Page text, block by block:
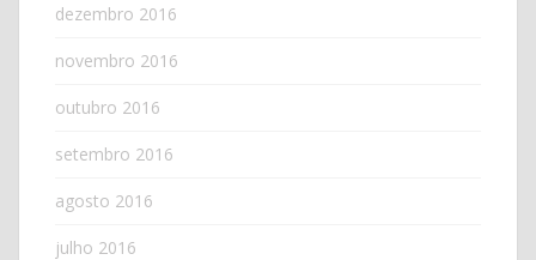
dezembro 2016
novembro 2016
outubro 2016
setembro 2016
agosto 2016
julho 2016